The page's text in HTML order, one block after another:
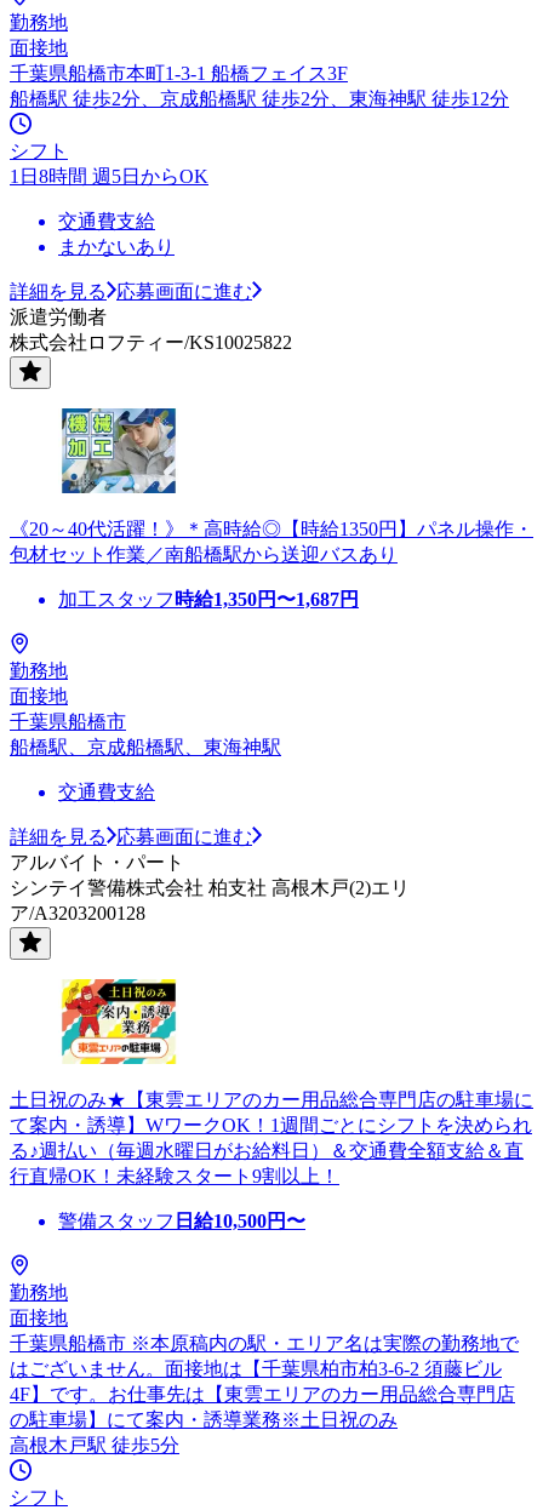
勤務地
面接地
千葉県船橋市本町1-3-1 船橋フェイス3F
船橋駅 徒歩2分、京成船橋駅 徒歩2分、東海神駅 徒歩12分
シフト
1日8時間 週5日からOK
交通費支給
まかないあり
詳細を見る
応募画面に進む
派遣労働者
株式会社ロフティー/KS10025822
《20～40代活躍！》＊高時給◎【時給1350円】パネル操作・
包材セット作業／南船橋駅から送迎バスあり
加工スタッフ 時給1,350円〜1,687円
勤務地
面接地
千葉県船橋市
船橋駅、京成船橋駅、東海神駅
交通費支給
詳細を見る
応募画面に進む
アルバイト・パート
シンテイ警備株式会社 柏支社 高根木戸(2)エリ
ア/A3203200128
土日祝のみ★【東雲エリアのカー用品総合専門店の駐車場に
て案内・誘導】WワークOK！1週間ごとにシフトを決められ
る♪週払い（毎週水曜日がお給料日）＆交通費全額支給＆直
行直帰OK！未経験スタート9割以上！
警備スタッフ 日給10,500円〜
勤務地
面接地
千葉県船橋市 ※本原稿内の駅・エリア名は実際の勤務地で
はございません。面接地は【千葉県柏市柏3-6-2 須藤ビル
4F】です。お仕事先は【東雲エリアのカー用品総合専門店
の駐車場】にて案内・誘導業務※土日祝のみ
高根木戸駅 徒歩5分
シフト